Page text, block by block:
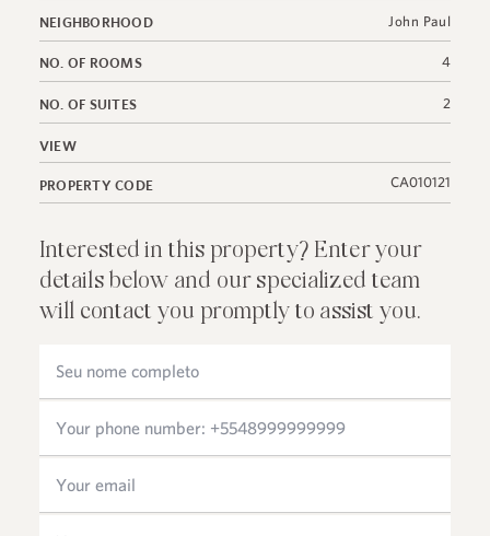
NEIGHBORHOOD John Paul
NO. OF ROOMS 4
NO. OF SUITES 2
VIEW
PROPERTY CODE CA010121
Interested in this property? Enter your
details below and our specialized team
will contact you promptly to assist you.